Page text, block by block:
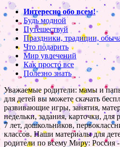
Интересно обо всем!
Будь модной
Путешествуй
Праздники, традиции,
Что подарить
Мир увлечений
Как просто все
Полезно знать
Уважаемые родители: мамы и
для детей вы можете скачать
развивающие игры, занятия,
недельки, задания, карточки, для
7 лет, дошкольников,
классов. Наши материалы для
родители по всему Миру: Россия